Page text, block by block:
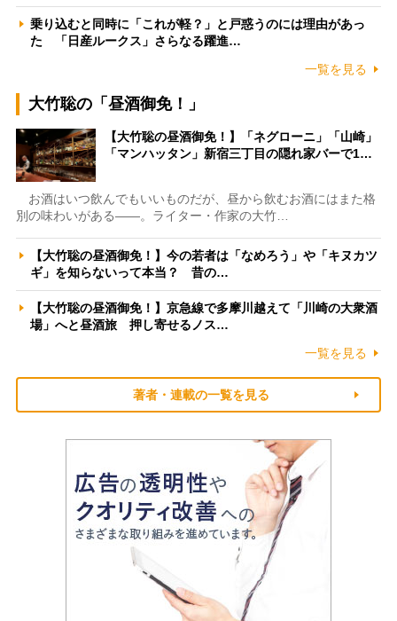
乗り込むと同時に「これが軽？」と戸惑うのには理由があっ
た 「日産ルークス」さらなる躍進…
一覧を見る
大竹聡の「昼酒御免！」
【大竹聡の昼酒御免！】「ネグローニ」「山崎」
「マンハッタン」新宿三丁目の隠れ家バーで1…
お酒はいつ飲んでもいいものだが、昼から飲むお酒にはまた格
別の味わいがある――。ライター・作家の大竹…
【大竹聡の昼酒御免！】今の若者は「なめろう」や「キヌカツ
ギ」を知らないって本当？ 昔の…
【大竹聡の昼酒御免！】京急線で多摩川越えて「川崎の大衆酒
場」へと昼酒旅 押し寄せるノス…
一覧を見る
著者・連載の一覧を見る